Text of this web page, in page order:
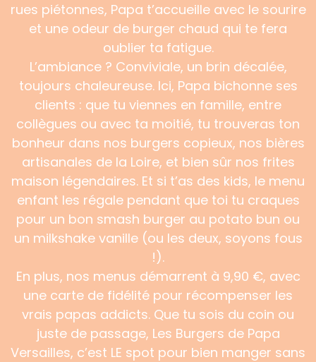
rues piétonnes, Papa t’accueille avec le sourire
et une odeur de burger chaud qui te fera
oublier ta fatigue.
L’ambiance ? Conviviale, un brin décalée,
toujours chaleureuse. Ici, Papa bichonne ses
clients : que tu viennes en famille, entre
collègues ou avec ta moitié, tu trouveras ton
bonheur dans nos burgers copieux, nos bières
artisanales de la Loire, et bien sûr nos frites
maison légendaires. Et si t’as des kids, le menu
enfant les régale pendant que toi tu craques
pour un bon smash burger au potato bun ou
un milkshake vanille (ou les deux, soyons fous
!).
En plus, nos menus démarrent à 9,90 €, avec
une carte de fidélité pour récompenser les
vrais papas addicts. Que tu sois du coin ou
juste de passage, Les Burgers de Papa
Versailles, c’est LE spot pour bien manger sans